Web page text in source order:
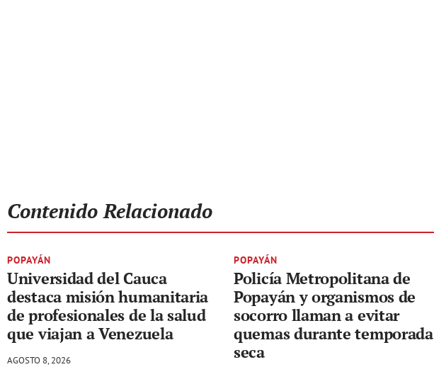
Contenido Relacionado
POPAYÁN
Universidad del Cauca
destaca misión humanitaria
de profesionales de la salud
que viajan a Venezuela
AGOSTO 8, 2026
POPAYÁN
Policía Metropolitana de
Popayán y organismos de
socorro llaman a evitar
quemas durante temporada
seca